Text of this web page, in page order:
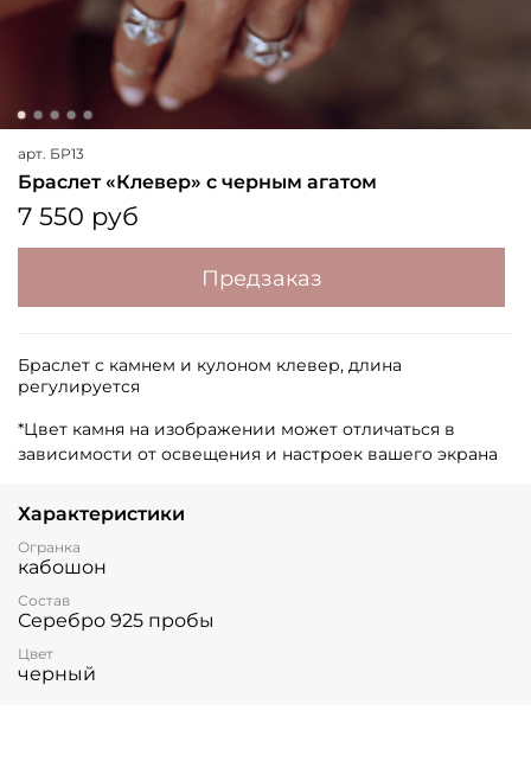
арт. БР13
Браслет «Клевер» с черным агатом
7 550 руб
Предзаказ
Браслет с камнем и кулоном клевер, длина
регулируется
*Цвет камня на изображении может отличаться в
зависимости от освещения и настроек вашего экрана
Характеристики
Огранка
кабошон
Состав
Серебро 925 пробы
Цвет
черный